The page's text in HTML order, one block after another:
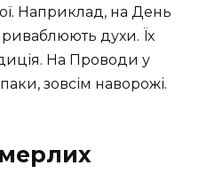
Наприклад, на День
духи. Їх
На Проводи у
зовсім наворожі.